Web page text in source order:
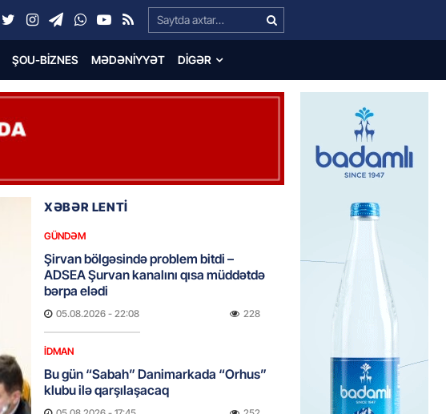
Search…
ŞOU-BIZNES MƏDƏNIYYƏT DIGƏR
XƏBƏR LENTİ
GÜNDƏM
Şirvan bölgəsində problem bitdi –
ADSEA Şurvan kanalını qısa müddətdə
bərpa elədi
05.08.2026 - 22:08 228
İDMAN
Bu gün “Sabah” Danimarkada “Orhus”
klubu ilə qarşılaşacaq